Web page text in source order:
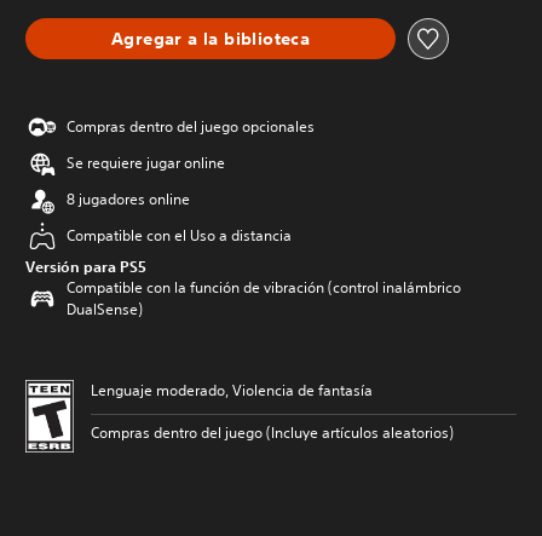
Agregar a la biblioteca
Compras dentro del juego opcionales
Se requiere jugar online
8 jugadores online
Compatible con el Uso a distancia
Versión para PS5
Compatible con la función de vibración (control inalámbrico
DualSense)
Lenguaje moderado, Violencia de fantasía
Compras dentro del juego (Incluye artículos aleatorios)